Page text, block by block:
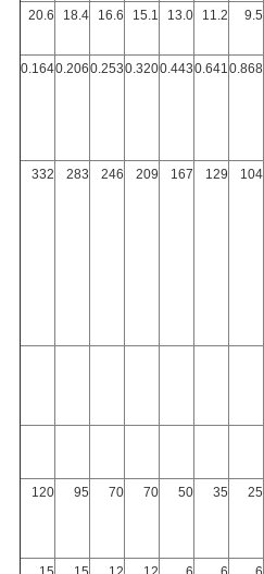
9.5
11.2
13.0
15.1
16.6
18.4
20.6
0.868
0.641
0.443
0.320
0.253
0.206
0.164
104
129
167
209
246
283
332
25
35
50
70
70
95
120